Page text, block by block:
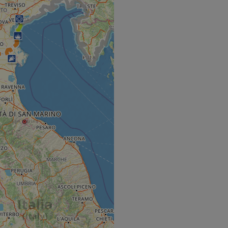
response
traffic is
bots. It is part of
and bots.
make valid
and bots.
make valid
use cases after
stickiness
features
by sites
Usually
by the server.
zur
Zwecke zu
Dienst verwendet,
Cookies zu
muss